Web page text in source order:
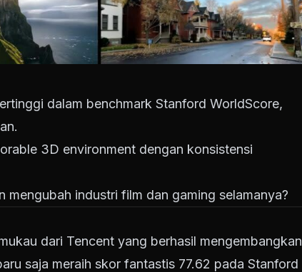
dalam benchmark Stanford WorldScore,
3D environment dengan konsistensi
industri film dan gaming selamanya?
dari Tencent yang berhasil mengembangkan
saja meraih skor fantastis 77.62 pada Stanford